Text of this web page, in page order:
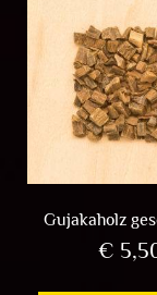
Gujakaholz
€